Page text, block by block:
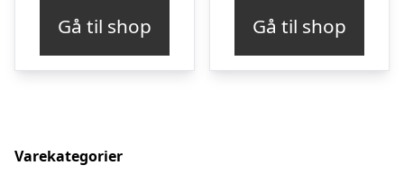
Gå til shop Gå til shop
Varekategorier